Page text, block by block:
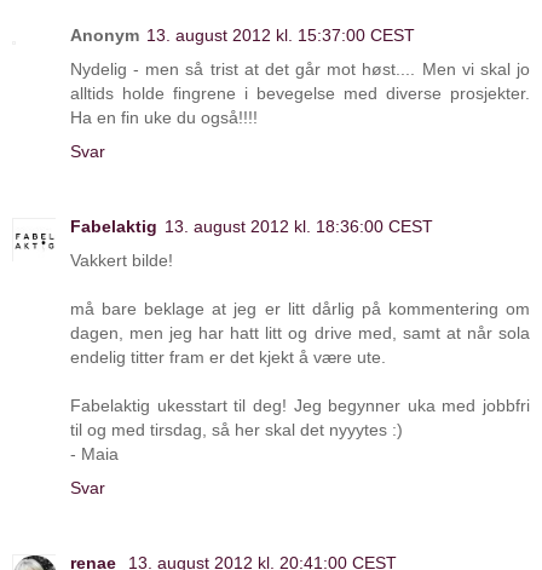
Anonym 13. august 2012 kl. 15:37:00 CEST
Nydelig - men så trist at det går mot høst.... Men vi skal jo
alltids holde fingrene i bevegelse med diverse prosjekter.
Ha en fin uke du også!!!!
Svar
Fabelaktig 13. august 2012 kl. 18:36:00 CEST
Vakkert bilde!
må bare beklage at jeg er litt dårlig på kommentering om
dagen, men jeg har hatt litt og drive med, samt at når sola
endelig titter fram er det kjekt å være ute.
Fabelaktig ukesstart til deg! Jeg begynner uka med jobbfri
til og med tirsdag, så her skal det nyyytes :)
- Maia
Svar
renae
13. august 2012 kl. 20:41:00 CEST